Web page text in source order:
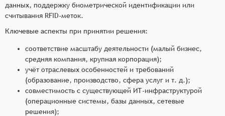
данных, поддержку биометрической идентификации или
считывания RFID-меток.
Ключевые аспекты при принятии решения:
соответствие масштабу деятельности (малый бизнес,
средняя компания, крупная корпорация);
учёт отраслевых особенностей и требований
(образование, производство, сфера услуг и т. д.);
совместимость с существующей ИТ-инфраструктурой
(операционные системы, базы данных, сетевые
решения);